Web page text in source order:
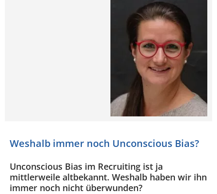
Weshalb immer noch Unconscious Bias?
Unconscious Bias im Recruiting ist ja
mittlerweile altbekannt. Weshalb haben wir ihn
immer noch nicht überwunden?